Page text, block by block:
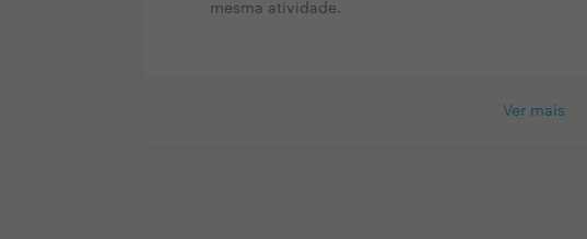
mesma atividade.
Ver mais